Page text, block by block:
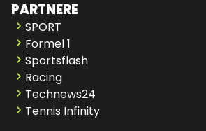
PARTNERE
SPORT
Formel 1
Sportsflash
Racing
Technews24
Tennis Infinity